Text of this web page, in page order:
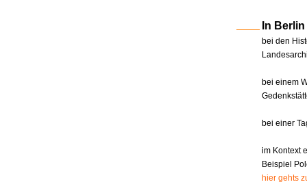
In
bei den
bei einem
bei einer
im Kontext
Beispiel
hier gehts